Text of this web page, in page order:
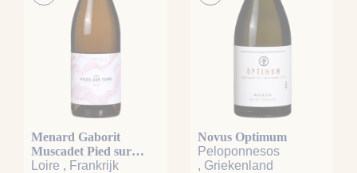
Menard Gaborit
Muscadet Pied sur
Terre
Loire , Frankrijk
Novus Optimum
Peloponnesos
, Griekenland